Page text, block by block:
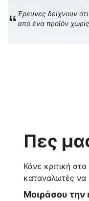
Έρευνες δείχνουν
από ένα προϊόν
Πες
Κάνε κριτική
καταναλωτές να
Μοιράσου την